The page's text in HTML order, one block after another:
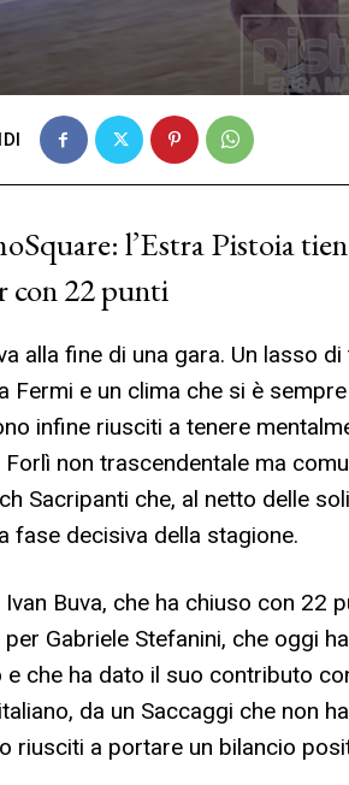
l’Estra Pistoia
con 22 punti
alla fine di una gara. Un lasso
Fermi e un clima che si è
infine riusciti a tenere
non trascendentale ma
Sacripanti che, al netto delle
fase decisiva della stagione.
Buva, che ha chiuso con 22
Gabriele Stefanini, che oggi
che ha dato il suo contributo
da un Saccaggi che non
riusciti a portare un bilancio